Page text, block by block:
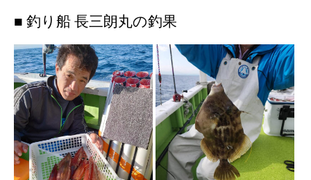
■ 釣り船 長三朗丸の釣果